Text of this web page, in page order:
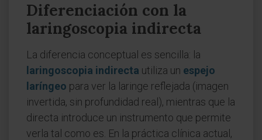
Diferenciación con la
laringoscopia indirecta
La diferencia conceptual es sencilla: la
laringoscopia indirecta utiliza un espejo
laríngeo para ver la laringe reflejada (imagen
invertida, sin profundidad real), mientras que la
directa introduce un instrumento que permite
verla tal como es. En la práctica clínica actual,